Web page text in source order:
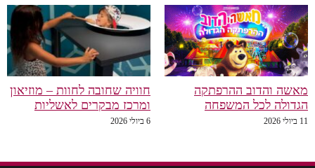
מאשה והדוב ההרפתקה
הגדולה לכל המשפחה
11 ביולי 2026
חוויה שחובה לחוות – מוזיאון
ומרכז מבקרים לאשליות
6 ביולי 2026